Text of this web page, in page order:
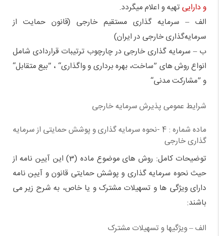
و داراییتهیه و اعلام میگردد.
الف – سرمایه گذاری مستقیم خارجی (قانون حمایت از
سرمایه‌گذاری خارجی در ایران)
ب – سرمایه گذاری خارجی در چارچوب ترتیبات قراردادی شامل
انواع روش های ”ساخت،‌ بهره برداری و واگذاری“ ، ”بیع متقابل“
و ”مشارکت مدنی“
شرايط عمومی پذيرش سرمايه خارجی
ماده شماره : 4 -نحوه سرمایه گذاری و پوشش حمایتی از سرمایه
گذاری خارجی
توضیحات کامل: روش های موضوع ماده (3) این آیین نامه از
حیث نحوه سرمایه گذاری و پوشش حمایتی قانون و آیین نامه
دارای ویژگی ها و تسهیلات مشترک و یا خاص، به شرح زیر می
باشند:
الف – ویژگیها و تسهیلات مشترک